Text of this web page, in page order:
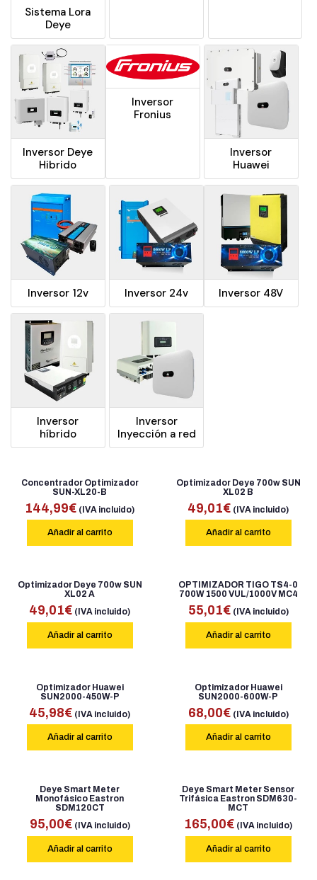
Sistema Lora
Deye
Inversor Deye
Hibrido
Inversor
Fronius
Inversor
Huawei
Inversor 12v Inversor 24v Inversor 48V
Inversor
híbrido
Inversor
Inyección a red
Concentrador Optimizador
SUN-XL20-B
144,99€ (IVA incluido)
Añadir al carrito
Optimizador Deye 700w SUN
XL02 B
49,01€ (IVA incluido)
Añadir al carrito
Optimizador Deye 700w SUN
XL02 A
49,01€ (IVA incluido)
Añadir al carrito
OPTIMIZADOR TIGO TS4-0
700W 1500 VUL/1000V MC4
55,01€ (IVA incluido)
Añadir al carrito
Optimizador Huawei
SUN2000-450W-P
45,98€ (IVA incluido)
Añadir al carrito
Optimizador Huawei
SUN2000-600W-P
68,00€ (IVA incluido)
Añadir al carrito
Deye Smart Meter
Monofásico Eastron
SDM120CT
95,00€ (IVA incluido)
Añadir al carrito
Deye Smart Meter Sensor
Trifásica Eastron SDM630-
MCT
165,00€ (IVA incluido)
Añadir al carrito